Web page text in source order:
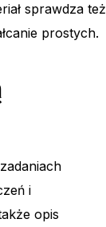
sprawdza też
prostych.
i
opis